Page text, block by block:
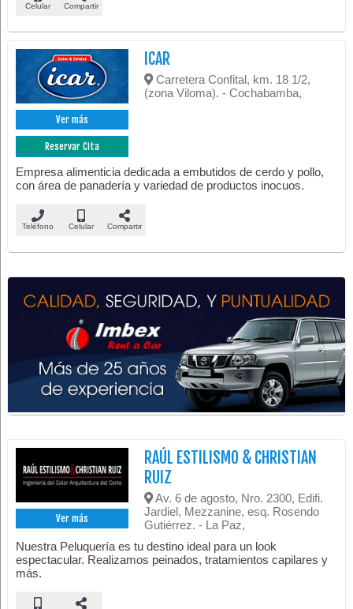
Celular Compartir
Ver más
Reservar Cita
ICAR
Carretera Confital, km. 18 1/2,
(zona Viloma). - Cochabamba,
Empresa alimenticia dedicada a embutidos de cerdo y pollo,
con área de panadería y variedad de productos inocuos.
Teléfono Celular Compartir
Ver más
RAÚL ESTILISMO & CHRISTIAN
RUIZ
Av. 6 de agosto, Nro. 2300, Edifi.
Jardiel, Mezzanine, esq. Rosendo
Gutiérrez. - La Paz,
Nuestra Peluquería es tu destino ideal para un look
espectacular. Realizamos peinados, tratamientos capilares y
más.